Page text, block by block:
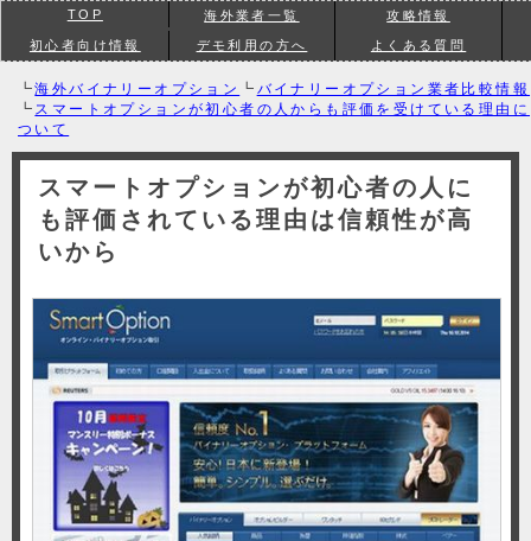
TOP 海外業者一覧 攻略情報
初心者向け情報 デモ利用の方へ よくある質問
┗海外バイナリーオプション ┗ バイナリーオプション業者比較情報
┗ スマートオプションが初心者の人からも評価を受けている理由に
ついて
スマートオプションが初心者の人に
も評価されている理由は信頼性が高
いから